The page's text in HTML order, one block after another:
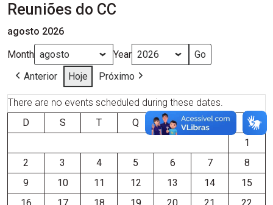
Reuniões do CC
agosto 2026
Month
Year
Anterior
Hoje Próximo
There are no events scheduled during these dates.
D S T Q Q S
S
1
2
3 4 5 6 7
8
9
10 11 12 13 14
15